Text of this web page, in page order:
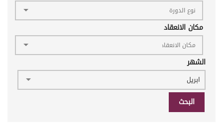
مكان الانعقاد
الشهر
ابريل
البحث